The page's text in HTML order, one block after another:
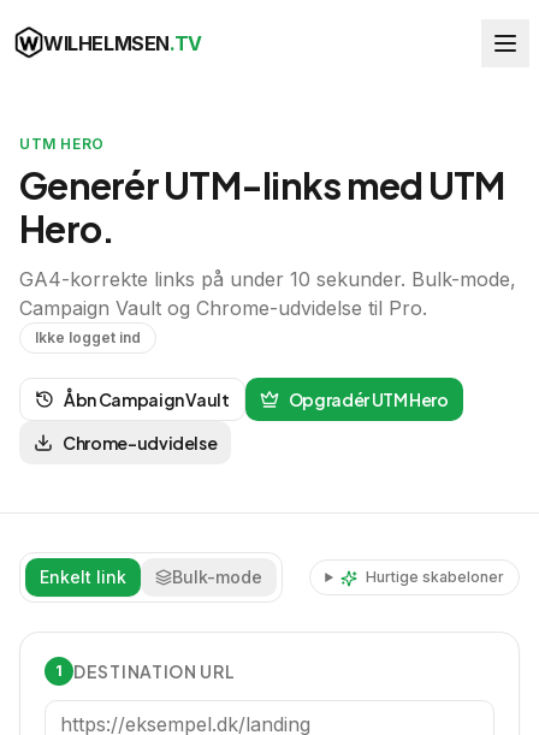
WILHELMSEN.TV
UTM HERO
Generér UTM-links med UTM
Hero.
GA4-korrekte links på under 10 sekunder. Bulk-mode,
Campaign Vault og Chrome-udvidelse til Pro.
Ikke logget ind
Åbn Campaign Vault
Opgradér UTM Hero
Chrome-udvidelse
Enkelt link Bulk-mode Hurtige skabeloner
1 DESTINATION URL